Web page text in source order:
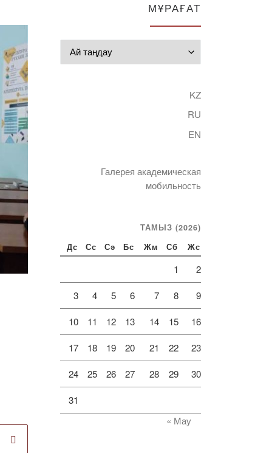
МҰРАҒАТ
KZ
RU
EN
Галерея академическая
мобильность
ТАМЫЗ (2026)
Дс Сс Сә Бс Жм Сб Жс
1 2
3 4 5 6 7 8 9
10 11 12 13 14 15 16
17 18 19 20 21 22 23
24 25 26 27 28 29 30
31
« Мау